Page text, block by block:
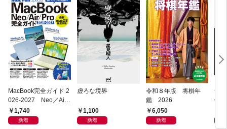
MacBook完全ガイド 2
026-2027 Neo／Air
／Pro対応
1,740
新着
虚ろな境界
1,100
新着
令和８年版 将棋年
鑑 2026
6,050
新着
つ
像